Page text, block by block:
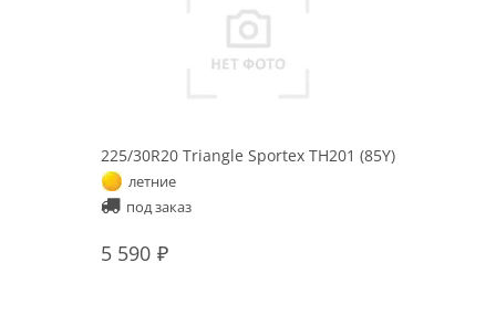
225/30R20 Triangle Sportex TH201 (85Y)
летние
под заказ
5 590